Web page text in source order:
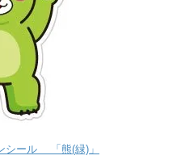
シール 「熊(緑)」